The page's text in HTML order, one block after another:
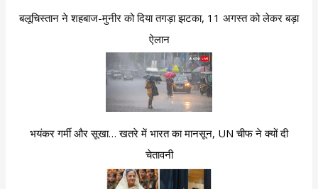
बलूचिस्तान ने शहबाज-मुनीर को दिया तगड़ा झटका, 11 अगस्त को लेकर बड़ा
ऐलान
भयंकर गर्मी और सूखा… खतरे में भारत का मानसून, UN चीफ ने क्यों दी
चेतावनी